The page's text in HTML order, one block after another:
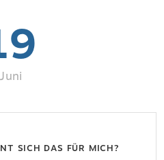
Juni
SICH DAS FÜR MICH?